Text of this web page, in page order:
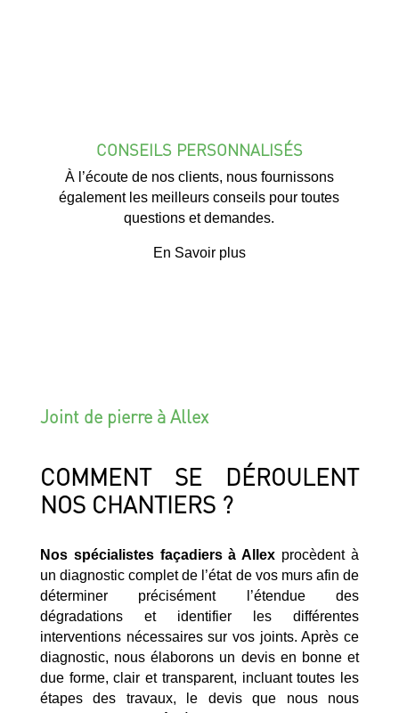
CONSEILS PERSONNALISÉS
À l’écoute de nos clients, nous fournissons
également les meilleurs conseils pour toutes
questions et demandes.
En Savoir plus
Joint de pierre à Allex
COMMENT SE DÉROULENT
NOS CHANTIERS ?
Nos spécialistes façadiers à Allex procèdent à
un diagnostic complet de l’état de vos murs afin de
déterminer précisément l’étendue des
dégradations et identifier les différentes
interventions nécessaires sur vos joints. Après ce
diagnostic, nous élaborons un devis en bonne et
due forme, clair et transparent, incluant toutes les
étapes des travaux, le devis que nous nous